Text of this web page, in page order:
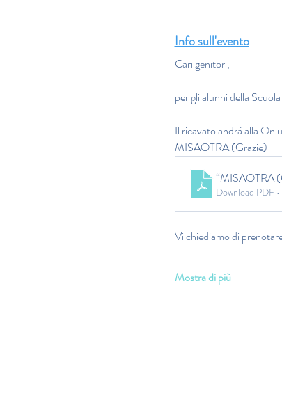
Info sull'evento
Cari genitori,
per gli alunni della
Il ricavato andrà alla
MISAOTRA (Grazie)
“MISAOTRA
Download PDF
Vi chiediamo di
Mostra di più